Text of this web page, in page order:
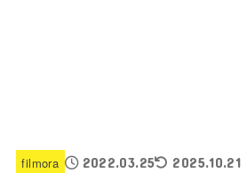
filmora 2022.03.25 2025.10.21